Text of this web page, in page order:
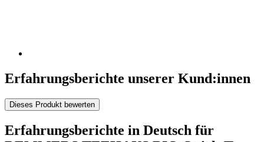
Erfahrungsberichte unserer Kund:innen
Dieses Produkt bewerten
Erfahrungsberichte in Deutsch für